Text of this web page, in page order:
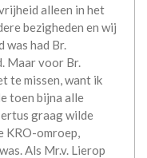
alleen in het
bezigheden en wij
was had Br.
Maar voor Br.
te missen, want ik
toen bijna alle
graag wilde
omroep,
Als Mr.v. Lierop